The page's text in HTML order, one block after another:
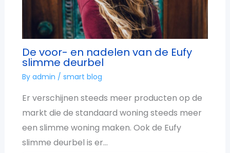
De voor- en nadelen van de Eufy
slimme deurbel
By admin / smart blog
Er verschijnen steeds meer producten op de
markt die de standaard woning steeds meer
een slimme woning maken. Ook de Eufy
slimme deurbel is er…